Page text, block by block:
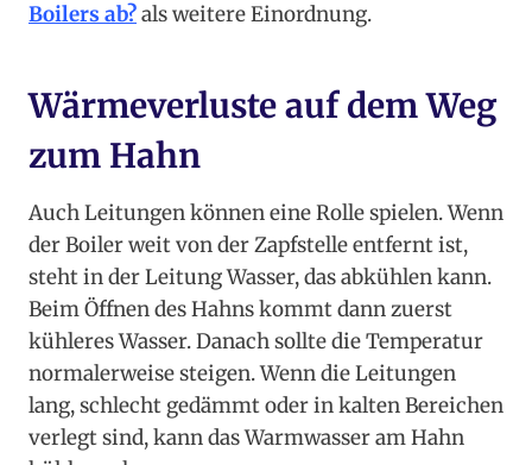
Boilers ab?als weitere Einordnung.
Wärmeverluste auf dem Weg
zum Hahn
Auch Leitungen können eine Rolle spielen. Wenn
der Boiler weit von der Zapfstelle entfernt ist,
steht in der Leitung Wasser, das abkühlen kann.
Beim Öffnen des Hahns kommt dann zuerst
kühleres Wasser. Danach sollte die Temperatur
normalerweise steigen. Wenn die Leitungen
lang, schlecht gedämmt oder in kalten Bereichen
verlegt sind, kann das Warmwasser am Hahn